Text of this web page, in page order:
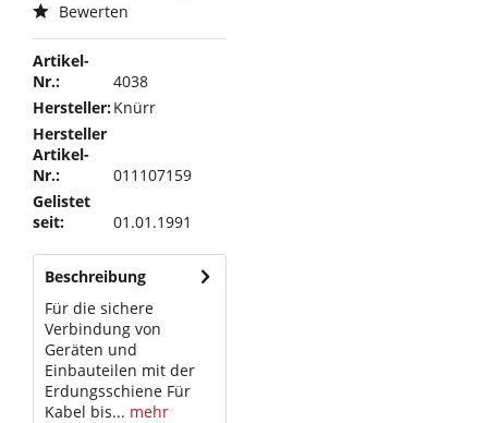
Bewerten
Artikel-
Nr.:
4038
Hersteller:Knürr
Hersteller
Artikel-
Nr.:
011107159
Gelistet
seit:
01.01.1991
Beschreibung
Für die sichere
Verbindung von
Geräten und
Einbauteilen mit der
Erdungsschiene Für
Kabel bis... mehr